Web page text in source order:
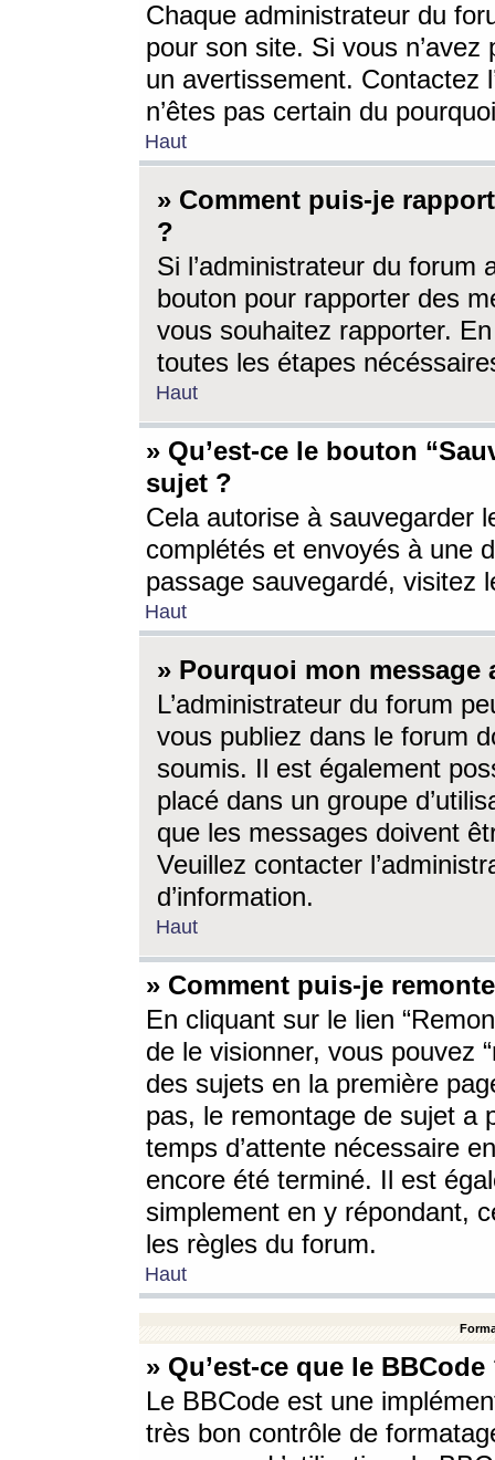
Chaque administrateur du
pour son site. Si vous
un avertissement. Contactez
n’êtes pas certain du
Haut
» Comment puis-je
?
Si l’administrateur du forum
bouton pour rapporter des
vous souhaitez rapporter.
toutes les étapes
Haut
» Qu’est-ce le bouton
sujet ?
Cela autorise à sauvegarder
complétés et envoyés à une
passage sauvegardé, visitez
Haut
» Pourquoi mon message
L’administrateur du forum
vous publiez dans le forum
soumis. Il est également
placé dans un groupe
que les messages doivent
Veuillez contacter
d’information.
Haut
» Comment puis-je
En cliquant sur le lien
de le visionner, vous pouvez
des sujets en la première
pas, le remontage de sujet a
temps d’attente nécessaire
encore été terminé. Il est
simplement en y répondant,
les règles du forum.
Haut
» Qu’est-ce que le BBCode
Le BBCode est une
très bon contrôle de